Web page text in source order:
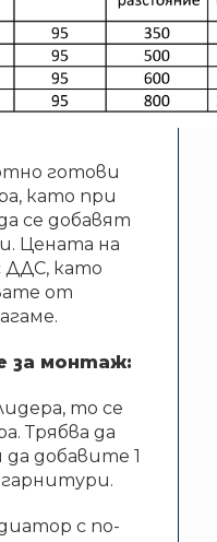
готови
като при
се добавят
Цената на
ДДС, като
от
за монтаж:
то се
Трябва да
добавите 1
гарнитури.
с по-